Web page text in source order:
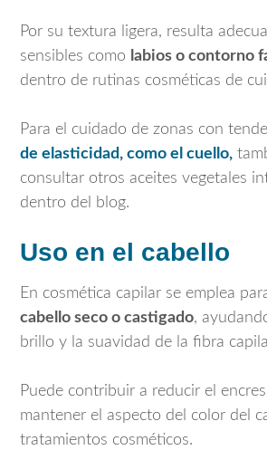
Por su textura ligera, resulta
sensibles como labios o contorno
dentro de rutinas cosméticas de
Para el cuidado de zonas con
de elasticidad, como el cuello,
consultar otros aceites vegetales
dentro del blog.
Uso en el cabello
En cosmética capilar se emplea
cabello seco o castigado,
brillo y la suavidad de la fibra
Puede contribuir a reducir el
mantener el aspecto del color del
tratamientos cosméticos.